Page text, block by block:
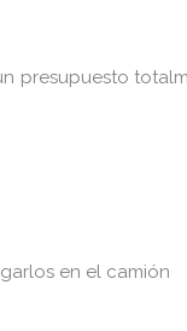
en el camión